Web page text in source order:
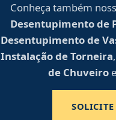
Conheça também
Desentupimento de
Desentupimento de
Instalação de Torneira,
de Chuveiro e